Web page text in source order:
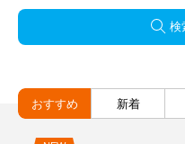
検
おすすめ 新着